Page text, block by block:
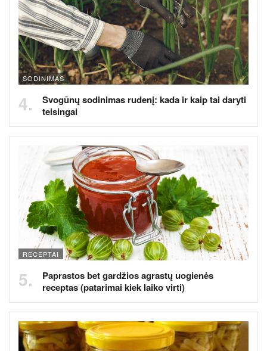
SODINIMAS
Svogūnų sodinimas rudenį: kada ir kaip tai daryti
teisingai
RECEPTAI
Paprastos bet gardžios agrastų uogienės
receptas (patarimai kiek laiko virti)